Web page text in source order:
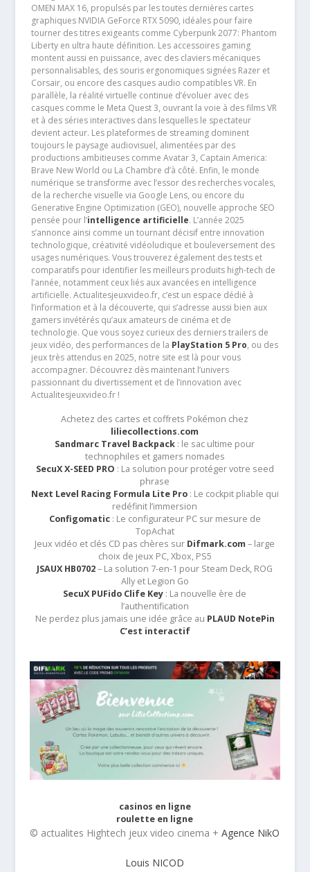
OMEN MAX 16, propulsés par les toutes dernières cartes
graphiques NVIDIA GeForce RTX 5090, idéales pour faire
tourner des titres exigeants comme Cyberpunk 2077: Phantom
Liberty en ultra haute définition. Les accessoires gaming
montent aussi en puissance, avec des claviers mécaniques
personnalisables, des souris ergonomiques signées Razer et
Corsair, ou encore des casques audio compatibles VR. En
parallèle, la réalité virtuelle continue d’évoluer avec des
casques comme le Meta Quest 3, ouvrant la voie à des films VR
et à des séries interactives dans lesquelles le spectateur
devient acteur. Les plateformes de streaming dominent
toujours le paysage audiovisuel, alimentées par des
productions ambitieuses comme Avatar 3, Captain America:
Brave New World ou La Chambre d’à côté. Enfin, le monde
numérique se transforme avec l’essor des recherches vocales,
de la recherche visuelle via Google Lens, ou encore du
Generative Engine Optimization (GEO), nouvelle approche SEO
pensée pour l’intelligence artificielle. L’année 2025
s’annonce ainsi comme un tournant décisif entre innovation
technologique, créativité vidéoludique et bouleversement des
usages numériques. Vous trouverez également des tests et
comparatifs pour identifier les meilleurs produits high-tech de
l’année, notamment ceux liés aux avancées en intelligence
artificielle. Actualitesjeuxvideo.fr, c’est un espace dédié à
l’information et à la découverte, qui s’adresse aussi bien aux
gamers invétérés qu’aux amateurs de cinéma et de
technologie. Que vous soyez curieux des derniers trailers de
jeux vidéo, des performances de la PlayStation 5 Pro, ou des
jeux très attendus en 2025, notre site est là pour vous
accompagner. Découvrez dès maintenant l’univers
passionnant du divertissement et de l’innovation avec
Actualitesjeuxvideo.fr !
Achetez des cartes et coffrets Pokémon chez
liliecollections.com
Sandmarc Travel Backpack : le sac ultime pour
technophiles et gamers nomades
SecuX X-SEED PRO : La solution pour protéger votre seed
phrase
Next Level Racing Formula Lite Pro: Le cockpit pliable qui
redéfinit l’immersion
Configomatic: Le configurateur PC sur mesure de
TopAchat
Jeux vidéo et clés CD pas chères sur Difmark.com – large
choix de jeux PC, Xbox, PS5
JSAUX HB0702– La solution 7-en-1 pour Steam Deck, ROG
Ally et Legion Go
SecuX PUFido Clife Key : La nouvelle ère de
l’authentification
Ne perdez plus jamais une idée grâce au PLAUD NotePin
C’est interactif
casinos en ligne
roulette en ligne
© actualites Hightech jeux video cinema +Agence NikO
Louis NICOD